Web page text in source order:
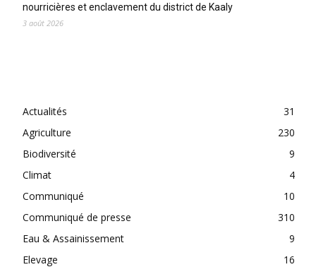
nourricières et enclavement du district de Kaaly
3 août 2026
Actualités
31
Agriculture
230
Biodiversité
9
Climat
4
Communiqué
10
Communiqué de presse
310
Eau & Assainissement
9
Elevage
16